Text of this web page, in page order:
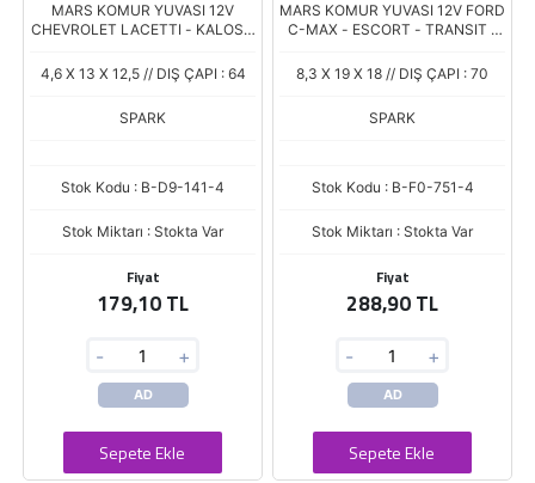
MARS KOMUR YUVASI 12V
CHEVROLET LACETTI - KALOS -
LANOS - NEXIA - NUBIRA (RX
913-914) (4.6 X 13
4,6 X 13 X 12,5 // DIŞ ÇAPI : 64
SPARK
Stok Kodu : B-D9-141-4
Stok Miktarı : Stokta Var
Fiyat
179,10 TL
- +
AD
Sepete Ekle
MARS KOMUR YUVASI 12V FORD
C-MAX - ESCORT - TRANSIT -
MONDEO - S-MAX - TRANSIT
(FX-75) (8.2 X
8,3 X 19 X 18 // DIŞ ÇAPI : 70
SPARK
Stok Kodu : B-F0-751-4
Stok Miktarı : Stokta Var
Fiyat
288,90 TL
- +
AD
Sepete Ekle